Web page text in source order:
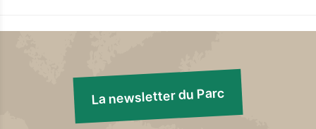
La newsletter du Parc